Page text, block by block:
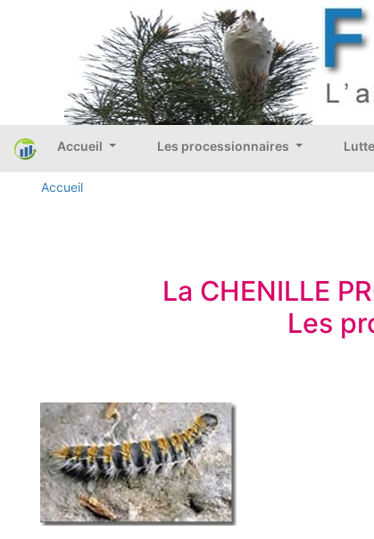
Accueil Les processionnaires Lutte
Accueil
La CHENILLE
Les